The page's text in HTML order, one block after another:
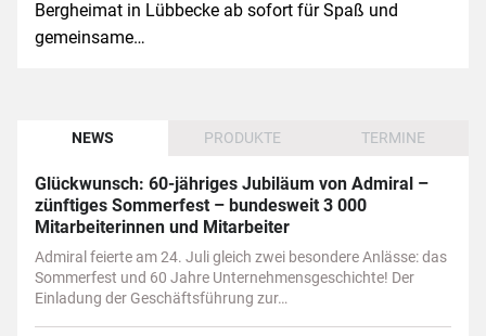
Bergheimat in Lübbecke ab sofort für Spaß und
gemeinsame…
NEWS PRODUKTE TERMINE
Glückwunsch: 60-jähriges Jubiläum von Admiral –
zünftiges Sommerfest – bundesweit 3 000
Mitarbeiterinnen und Mitarbeiter
Admiral feierte am 24. Juli gleich zwei besondere Anlässe: das
Sommerfest und 60 Jahre Unternehmensgeschichte! Der
Einladung der Geschäftsführung zur…